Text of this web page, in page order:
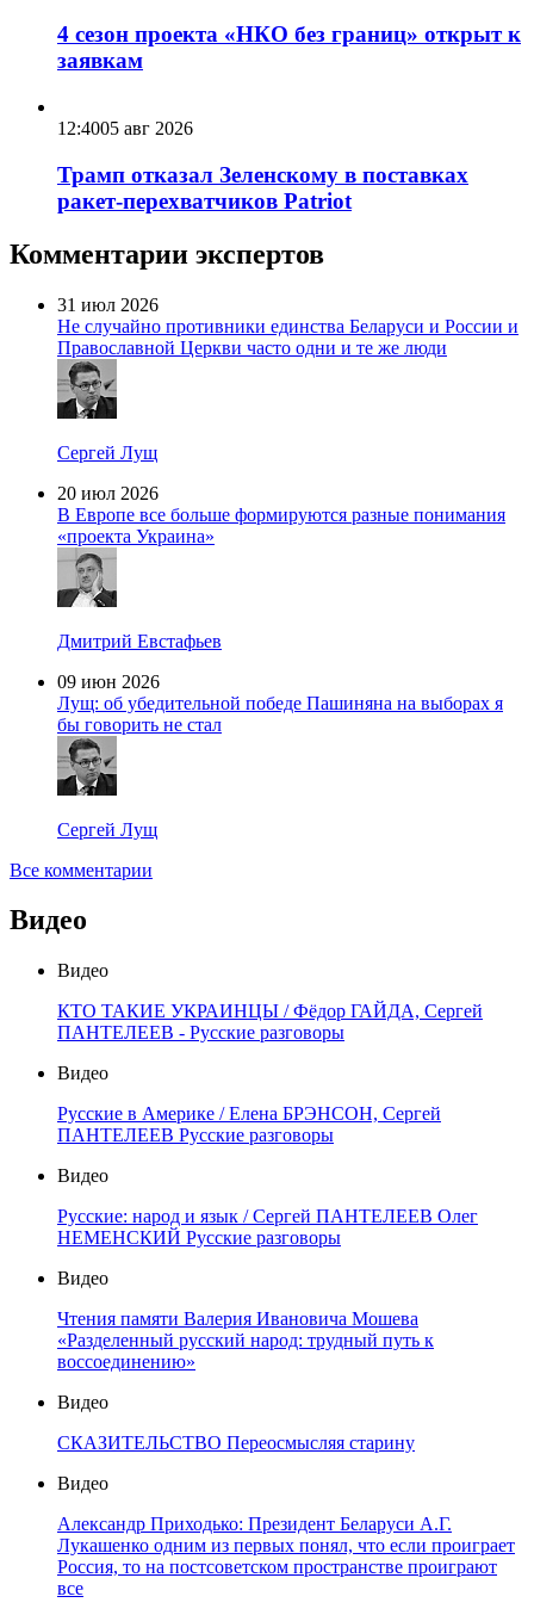
4 сезон проекта «НКО без границ» открыт к
заявкам
12:4005 авг 2026
Трамп отказал Зеленскому в поставках
ракет-перехватчиков Patriot
Комментарии экспертов
31 июл 2026
Не случайно противники единства Беларуси и России и
Православной Церкви часто одни и те же люди
Сергей Лущ
20 июл 2026
В Европе все больше формируются разные понимания
«проекта Украина»
Дмитрий Евстафьев
09 июн 2026
Лущ: об убедительной победе Пашиняна на выборах я
бы говорить не стал
Сергей Лущ
Все комментарии
Видео
Видео
КТО ТАКИЕ УКРАИНЦЫ / Фёдор ГАЙДА, Сергей
ПАНТЕЛЕЕВ - Русские разговоры
Видео
Русские в Америке / Елена БРЭНСОН, Сергей
ПАНТЕЛЕЕВ Русские разговоры
Видео
Русские: народ и язык / Сергей ПАНТЕЛЕЕВ Олег
НЕМЕНСКИЙ Русские разговоры
Видео
Чтения памяти Валерия Ивановича Мошева
«Разделенный русский народ: трудный путь к
воссоединению»
Видео
СКАЗИТЕЛЬСТВО Переосмысляя старину
Видео
Александр Приходько: Президент Беларуси А.Г.
Лукашенко одним из первых понял, что если проиграет
Россия, то на постсоветском пространстве проиграют
все